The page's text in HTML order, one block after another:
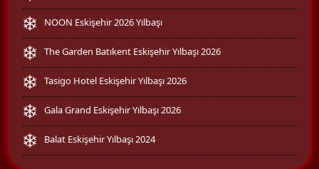
NOON Eskişehir 2026 Yılbaşı
The Garden Batıkent Eskişehir Yılbaşı 2026
Tasigo Hotel Eskişehir Yılbaşı 2026
Gala Grand Eskişehir Yılbaşı 2026
Balat Eskişehir Yılbaşı 2024